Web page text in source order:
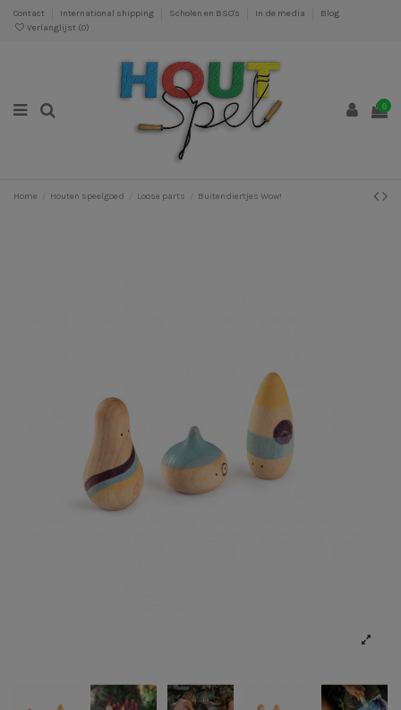
Contact International shipping Scholen en BSO's In de media
Blog
Verlanglijst (0)
0
Home Houten speelgoed Loose parts Buitendiertjes Wow!